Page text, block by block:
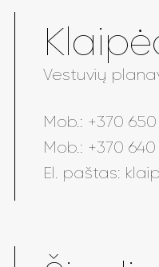
Vestuvių
Mob.: +370
Mob.: +370 640
El. paštas: